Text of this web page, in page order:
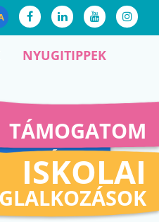
TÁMOGATOM
ISKOLAI
NYUGITIPPEK